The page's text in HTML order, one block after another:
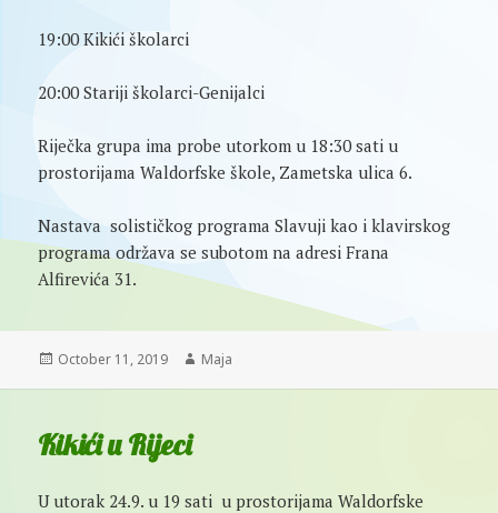
19:00 Kikići školarci
20:00 Stariji školarci-Genijalci
Riječka grupa ima probe utorkom u 18:30 sati u
prostorijama Waldorfske škole, Zametska ulica 6.
Nastava solističkog programa Slavuji kao i klavirskog
programa održava se subotom na adresi Frana
Alfirevića 31.
Posted
October 11, 2019 Author
Maja
Kikići u Rijeci
U utorak 24.9. u 19 sati u prostorijama Waldorfske